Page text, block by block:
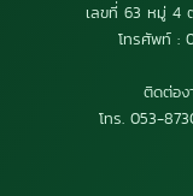
เลขที่ 63 หมู่ 4
โทรศัพท์ :
ติดต่อง
โทร. 053-